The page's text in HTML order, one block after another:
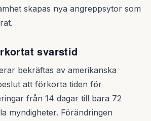
skapas nya angreppsytor som
svarstid
bekräftas av amerikanska
att förkorta tiden för
från 14 dagar till bara 72
myndigheter. Förändringen